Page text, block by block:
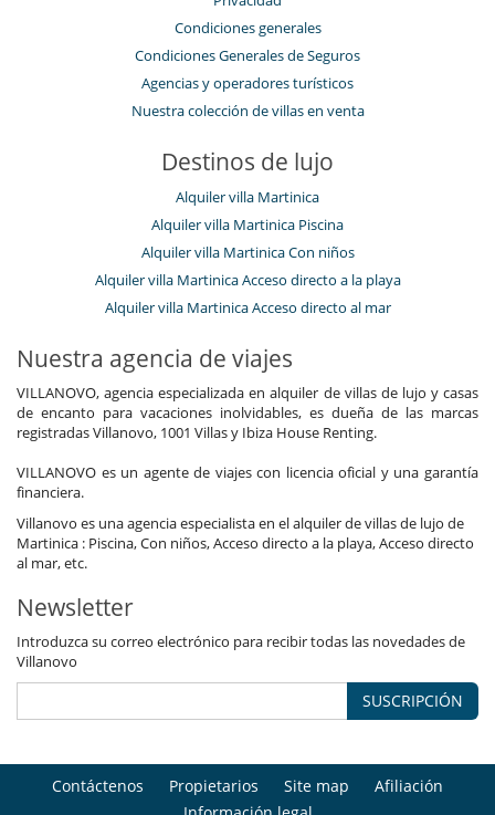
Condiciones generales
Condiciones Generales de Seguros
Agencias y operadores turísticos
Nuestra colección de villas en venta
Destinos de lujo
Alquiler villa Martinica
Alquiler villa Martinica Piscina
Alquiler villa Martinica Con niños
Alquiler villa Martinica Acceso directo a la playa
Alquiler villa Martinica Acceso directo al mar
Nuestra agencia de viajes
VILLANOVO, agencia especializada en alquiler de villas de lujo y casas
de encanto para vacaciones inolvidables, es dueña de las marcas
registradas Villanovo, 1001 Villas y Ibiza House Renting.
VILLANOVO es un agente de viajes con licencia oficial y una garantía
financiera.
Villanovo es una agencia especialista en el alquiler de villas de lujo de
Martinica : Piscina, Con niños, Acceso directo a la playa, Acceso directo
al mar, etc.
Newsletter
Introduzca su correo electrónico para recibir todas las novedades de
Villanovo
SUSCRIPCIÓN
Contáctenos Propietarios Site map
Afiliación